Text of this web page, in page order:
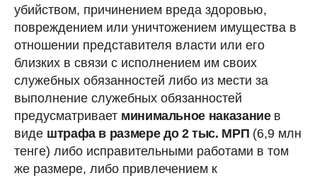
убийством, причинением вреда здоровью,
повреждением или уничтожением имущества в
отношении представителя власти или его
близких в связи с исполнением им своих
служебных обязанностей либо из мести за
выполнение служебных обязанностей
предусматривает минимальное наказаниев
виде штрафа в размере до 2 тыс. МРП (6,9 млн
тенге) либо исправительными работами в том
же размере, либо привлечением к